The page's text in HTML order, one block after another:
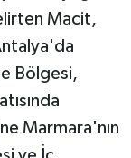
Macit,
Bölgesi,
Marmara'nın